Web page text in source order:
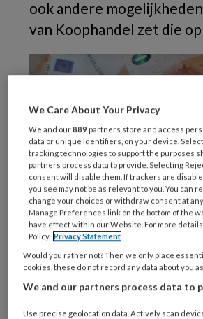
ook andere
van Koophandel zet die
Nee, het geld groeit je niet op
niet aan bomen. Maar voor een
hoef je niet per se bij de bank
Je kunt bijvoorbeeld in gesprek
familie of vrienden. Met
een nog groter groep mensen
We Care About Your Privacy
We and our889 partners store and access
data or unique identifiers, on your device.
tracking technologies to support the purposes
partners process data to provide. Selecting
consent will disable them. If trackers are
you see may not be as relevant to you. You can
change your choices or withdraw consent at
Manage Preferences link on the bottom of the
have effect within our Website. For more
Policy. Privacy Statement
Would you rather not? Then we only place
cookies, these do not record any data about you
We and our partners process data to
Use precise geolocation data. Actively scan